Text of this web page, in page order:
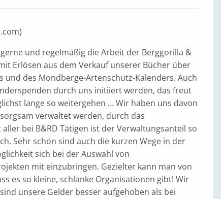
und regelmäßig die Arbeit der Berggorilla &
Erlösen aus dem Verkauf unserer Bücher über
und des Mondberge-Artenschutz-Kalenders. Auch
durch uns initiiert werden, das freut
lange so weitergehen ... Wir haben uns davon
verwaltet werden, durch das
bei B&RD Tätigen ist der Verwaltungsanteil so
Sehr schön sind auch die kurzen Wege in der
sich bei der Auswahl von
mit einzubringen. Gezielter kann man von
es so kleine, schlanke Organisationen gibt! Wir
unsere Gelder besser aufgehoben als bei